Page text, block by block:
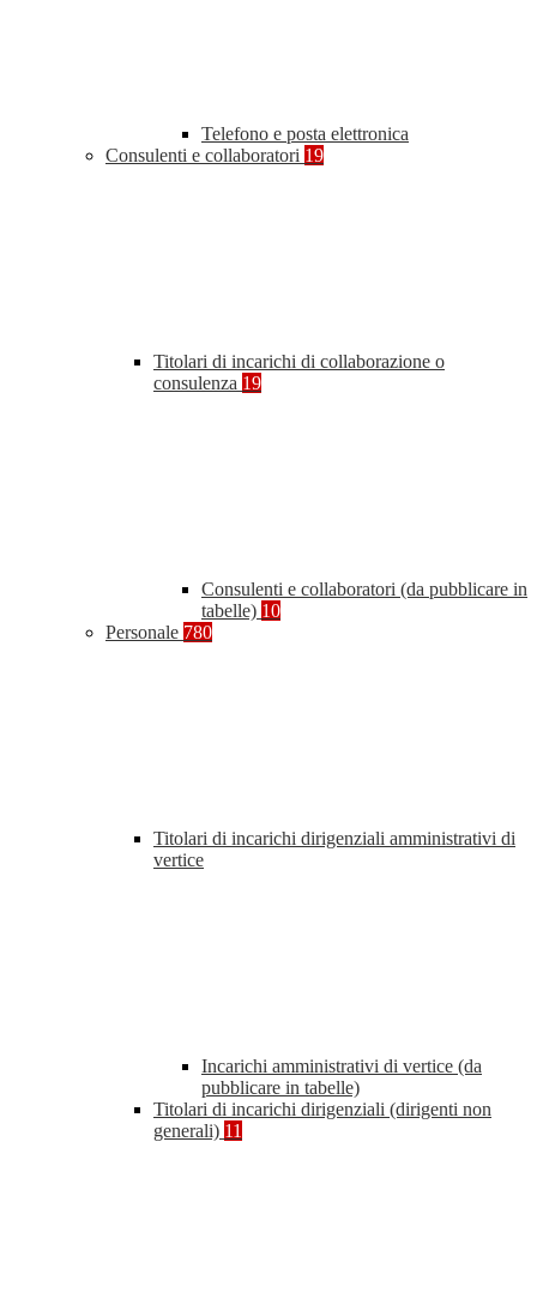
Telefono e posta elettronica
Consulenti e collaboratori 19
Titolari di incarichi di collaborazione o
consulenza 19
Consulenti e collaboratori (da pubblicare in
tabelle) 10
Personale 780
Titolari di incarichi dirigenziali amministrativi di
vertice
Incarichi amministrativi di vertice (da
pubblicare in tabelle)
Titolari di incarichi dirigenziali (dirigenti non
generali) 11